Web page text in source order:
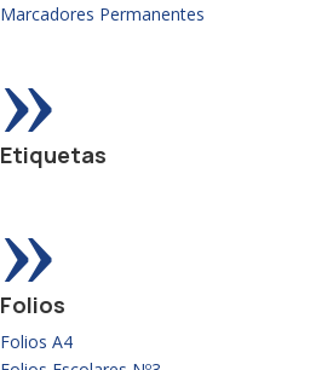
Marcadores Permanentes
»
Etiquetas
»
Folios
Folios A4